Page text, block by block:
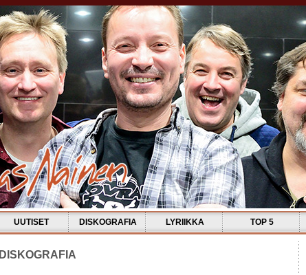
UUTISET DISKOGRAFIA LYRIIKKA TOP 5
DISKOGRAFIA